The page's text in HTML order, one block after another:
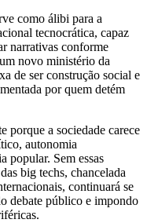
como álibi para a
tecnocrática, capaz
narrativas conforme
novo ministério da
de ser construção social e
por quem detém
porque a sociedade carece
autonomia
popular. Sem essas
big techs, chancelada
continuará se
debate público e impondo